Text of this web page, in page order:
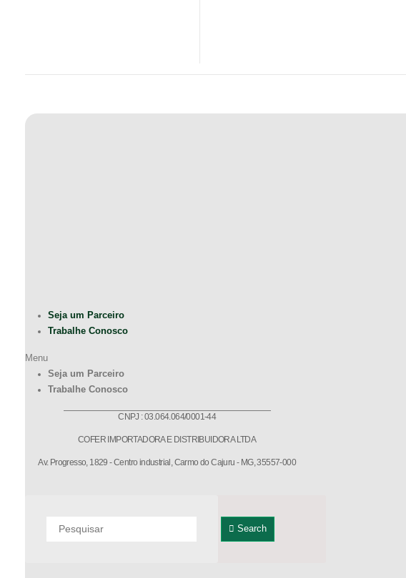
Seja um Parceiro
Trabalhe Conosco
Menu
Seja um Parceiro
Trabalhe Conosco
CNPJ : 03.064.064/0001-44
COFER IMPORTADORA E DISTRIBUIDORA LTDA
Av. Progresso, 1829 - Centro industrial, Carmo do Cajuru - MG, 35557-000
Search